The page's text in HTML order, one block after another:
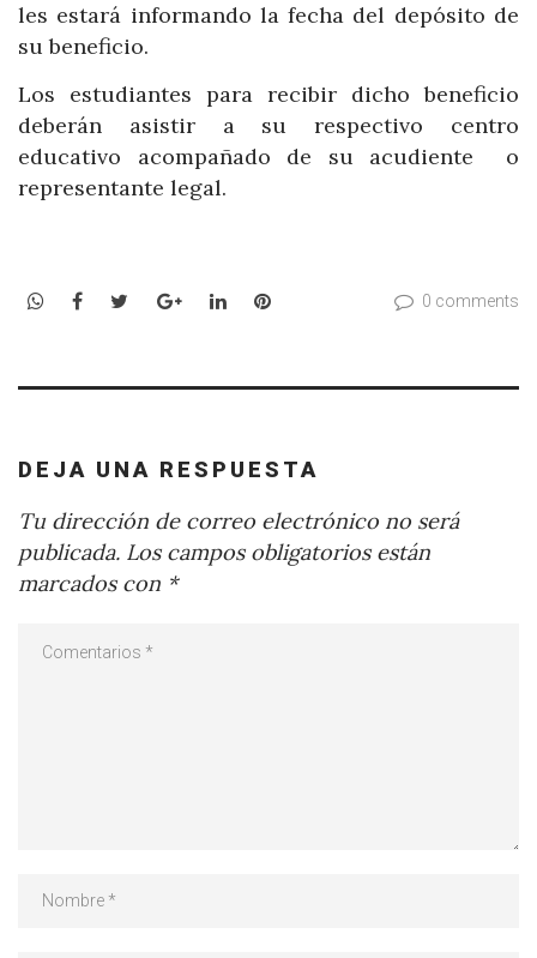
les estará informando la fecha del depósito de
su beneficio.
Los estudiantes para recibir dicho beneficio
deberán asistir a su respectivo centro
educativo acompañado de su acudiente o
representante legal.
WhatsApp
Facebook
TwitterGoogle+LinkedInPinterest 0 comments
DEJA UNA RESPUESTA
Tu dirección de correo electrónico no será
publicada. Los campos obligatorios están
marcados con *